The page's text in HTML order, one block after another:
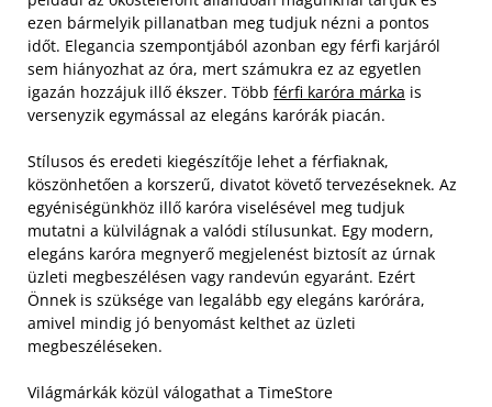
ezen bármelyik pillanatban meg tudjuk nézni a pontos
időt. Elegancia szempontjából azonban egy férfi karjáról
sem hiányozhat az óra, mert számukra ez az egyetlen
igazán hozzájuk illő ékszer. Több férfi karóra márka is
versenyzik egymással az elegáns karórák piacán.
Stílusos és eredeti kiegészítője lehet a férfiaknak,
köszönhetően a korszerű, divatot követő tervezéseknek. Az
egyéniségünkhöz illő karóra viselésével meg tudjuk
mutatni a külvilágnak a valódi stílusunkat. Egy modern,
elegáns karóra megnyerő megjelenést biztosít az úrnak
üzleti megbeszélésen vagy randevún egyaránt. Ezért
Önnek is szüksége van legalább egy elegáns karórára,
amivel mindig jó benyomást kelthet az üzleti
megbeszéléseken.
Világmárkák közül válogathat a TimeStore